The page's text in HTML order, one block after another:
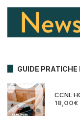
GUIDE
CCNL
Il18,00€Il